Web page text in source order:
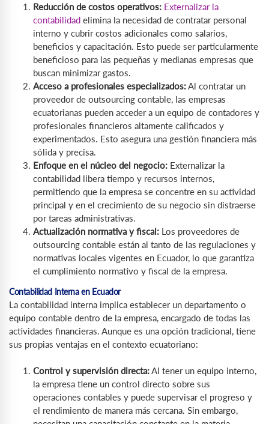
Reducción de costos operativos: Externalizar la
contabilidad elimina la necesidad de contratar personal
interno y cubrir costos adicionales como salarios,
beneficios y capacitación. Esto puede ser particularmente
beneficioso para las pequeñas y medianas empresas que
buscan minimizar gastos.
Acceso a profesionales especializados: Al contratar un
proveedor de outsourcing contable, las empresas
ecuatorianas pueden acceder a un equipo de contadores y
profesionales financieros altamente calificados y
experimentados. Esto asegura una gestión financiera más
sólida y precisa.
Enfoque en el núcleo del negocio: Externalizar la
contabilidad libera tiempo y recursos internos,
permitiendo que la empresa se concentre en su actividad
principal y en el crecimiento de su negocio sin distraerse
por tareas administrativas.
Actualización normativa y fiscal: Los proveedores de
outsourcing contable están al tanto de las regulaciones y
normativas locales vigentes en Ecuador, lo que garantiza
el cumplimiento normativo y fiscal de la empresa.
Contabilidad Interna en Ecuador
La contabilidad interna implica establecer un departamento o
equipo contable dentro de la empresa, encargado de todas las
actividades financieras. Aunque es una opción tradicional, tiene
sus propias ventajas en el contexto ecuatoriano:
Control y supervisión directa:Al tener un equipo interno,
la empresa tiene un control directo sobre sus
operaciones contables y puede supervisar el progreso y
el rendimiento de manera más cercana. Sin embargo,